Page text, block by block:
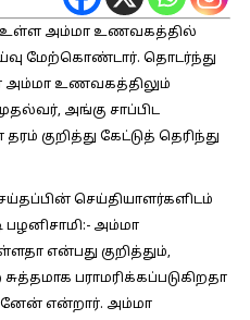
உள்ள அம்மா உணவகத்தில்
மேற்கொண்டார். தொடர்ந்து
உணவகத்திலும்
அங்கு சாப்பிட
குறித்து கேட்டுத் தெரிந்து
செய்தியாளர்களிடம்
பழனிசாமி:-அம்மா
என்பது குறித்தும்,
பராமரிக்கப்படுகிறதா
என்றார். அம்மா